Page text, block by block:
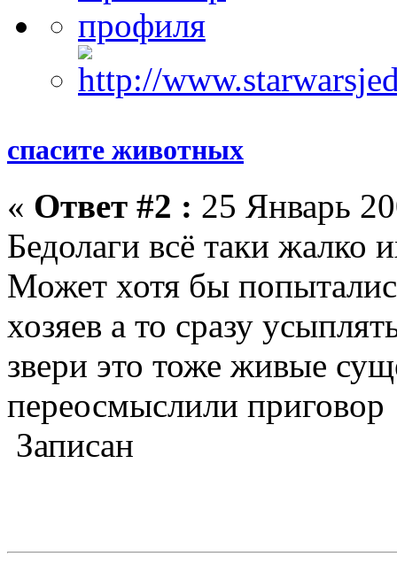
спасите животных
« Ответ #2 : 25 Январь
Бедолаги всё таки жалко
Может хотя бы
хозяев а то сразу
звери это тоже живые
переосмыслили приговор
Записан